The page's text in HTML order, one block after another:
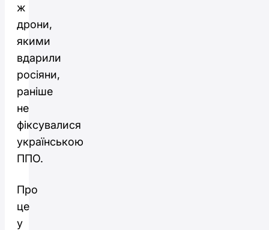
ж
дрони,
якими
вдарили
росіяни,
раніше
не
фіксувалися
українською
ППО.
Про
це
у